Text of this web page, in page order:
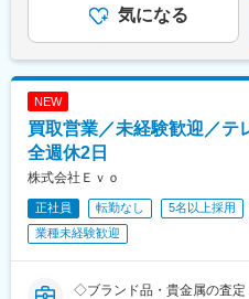
松島駅、ゆいの杜東駅、高
東野尻駅、ハーモニーホー
守谷駅、ゆめみ野駅、北春
駅、内宿駅、柏の葉キャンパ
武動物公園駅、上板橋駅、
駅、川和町駅、雀宮駅、岡
里駅、栗橋駅、樅山駅、湯河
駅、楡木駅、原木中山駅、東
十条駅(東京都)、みどり台駅
気になる
NEW
買取営業／未経験歓迎／テ
全週休2日
株式会社Ｅｖｏ
正社員 転勤なし 5名以上採用
業種未経験歓迎
◇ブランド品・貴金属の査定